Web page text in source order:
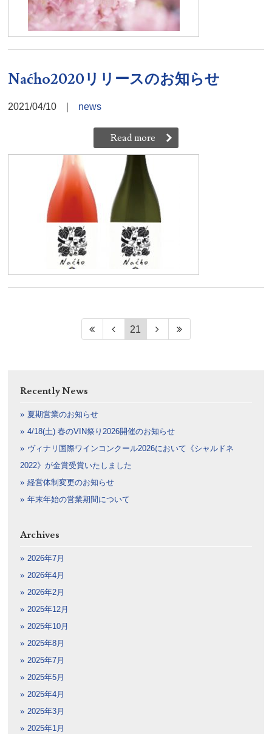
Naćho2020リリースのお知らせ
2021/04/10 news
Read more
21
Recently News
夏期営業のお知らせ
4/18(土) 春のVIN祭り2026開催のお知らせ
ヴィナリ国際ワインコンクール2026において《シャルドネ
2022》が金賞受賞いたしました
経営体制変更のお知らせ
年末年始の営業期間について
Archives
2026年7月
2026年4月
2026年2月
2025年12月
2025年10月
2025年8月
2025年7月
2025年5月
2025年4月
2025年3月
2025年1月